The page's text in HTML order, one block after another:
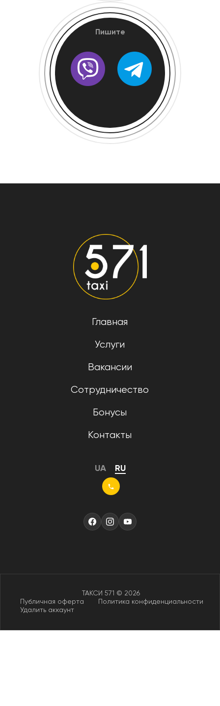
Пишите
Главная
Услуги
Вакансии
Сотрудничество
Бонусы
Контакты
UA RU
ТАКСИ 571 © 2026
Публичная оферта
Политика конфиденциальности
Удалить аккаунт